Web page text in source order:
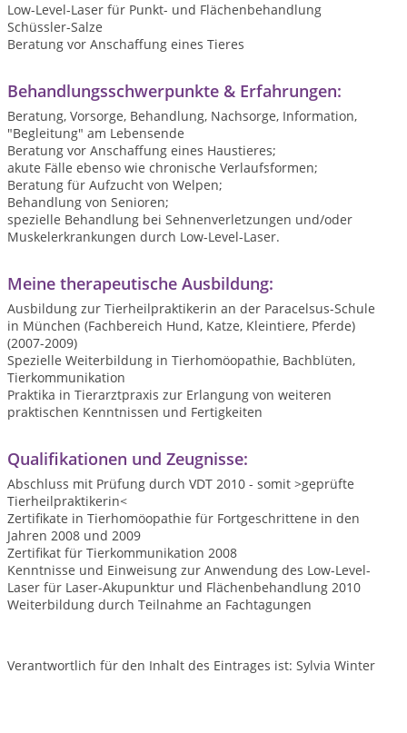
Low-Level-Laser für Punkt- und Flächenbehandlung
Schüssler-Salze
Beratung vor Anschaffung eines Tieres
Behandlungsschwerpunkte & Erfahrungen:
Beratung, Vorsorge, Behandlung, Nachsorge, Information,
"Begleitung" am Lebensende
Beratung vor Anschaffung eines Haustieres;
akute Fälle ebenso wie chronische Verlaufsformen;
Beratung für Aufzucht von Welpen;
Behandlung von Senioren;
spezielle Behandlung bei Sehnenverletzungen und/oder
Muskelerkrankungen durch Low-Level-Laser.
Meine therapeutische Ausbildung:
Ausbildung zur Tierheilpraktikerin an der Paracelsus-Schule
in München (Fachbereich Hund, Katze, Kleintiere, Pferde)
(2007-2009)
Spezielle Weiterbildung in Tierhomöopathie, Bachblüten,
Tierkommunikation
Praktika in Tierarztpraxis zur Erlangung von weiteren
praktischen Kenntnissen und Fertigkeiten
Qualifikationen und Zeugnisse:
Abschluss mit Prüfung durch VDT 2010 - somit >geprüfte
Tierheilpraktikerin<
Zertifikate in Tierhomöopathie für Fortgeschrittene in den
Jahren 2008 und 2009
Zertifikat für Tierkommunikation 2008
Kenntnisse und Einweisung zur Anwendung des Low-Level-
Laser für Laser-Akupunktur und Flächenbehandlung 2010
Weiterbildung durch Teilnahme an Fachtagungen
Verantwortlich für den Inhalt des Eintrages ist: Sylvia Winter